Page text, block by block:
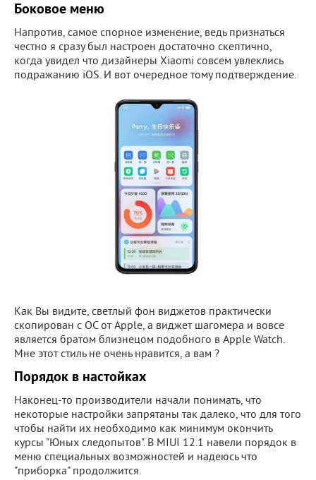
Боковое меню
Напротив, самое спорное изменение, ведь признаться
честно я сразу был настроен достаточно скептично,
когда увидел что дизайнеры Xiaomi совсем увлеклись
подражанию iOS. И вот очередное тому подтверждение.
Как Вы видите, светлый фон виджетов практически
скопирован с ОС от Apple, а виджет шагомера и вовсе
является братом близнецом подобного в Apple Watch.
Мне этот стиль не очень нравится, а вам ?
Порядок в настойках
Наконец-то производители начали понимать, что
некоторые настройки запрятаны так далеко, что для того
чтобы найти их необходимо как минимум окончить
курсы "Юных следопытов". В MIUI 12.1 навели порядок в
меню специальных возможностей и надеюсь что
"приборка" продолжится.